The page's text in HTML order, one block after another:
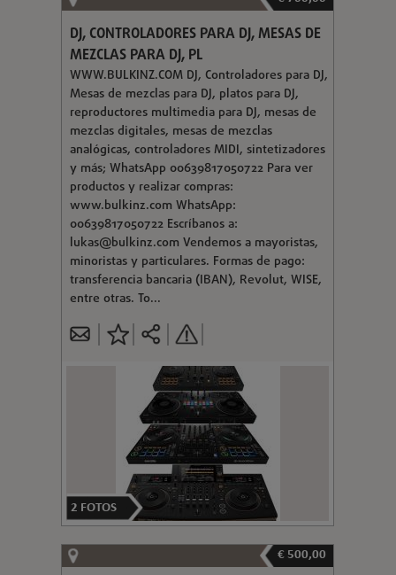
DJ, CONTROLADORES PARA DJ, MESAS DE
MEZCLAS PARA DJ, PL
WWW.BULKINZ.COM DJ, Controladores para DJ,
Mesas de mezclas para DJ, platos para DJ,
reproductores multimedia para DJ, mesas de
mezclas digitales, mesas de mezclas
analógicas, controladores MIDI, sintetizadores
y más; WhatsApp 00639817050722 Para ver
productos y realizar compras:
www.bulkinz.com WhatsApp:
00639817050722 Escríbanos a:
lukas@bulkinz.com Vendemos a mayoristas,
minoristas y particulares. Formas de pago:
transferencia bancaria (IBAN), Revolut, WISE,
entre otras. To...
2 FOTOS
€ 500,00